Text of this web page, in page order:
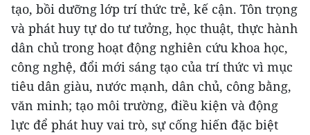
tạo, bồi dưỡng lớp trí thức trẻ, kế cận. Tôn trọng
và phát huy tự do tư tưởng, học thuật, thực hành
dân chủ trong hoạt động nghiên cứu khoa học,
công nghệ, đổi mới sáng tạo của trí thức vì mục
tiêu dân giàu, nước mạnh, dân chủ, công bằng,
văn minh; tạo môi trường, điều kiện và động
lực để phát huy vai trò, sự cống hiến đặc biệt